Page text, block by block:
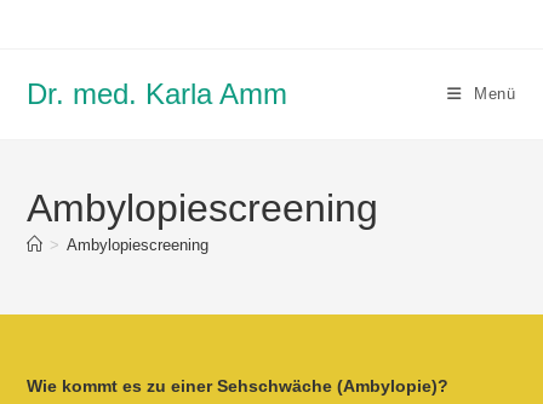
Dr. med. Karla Amm Menü
Ambylopiescreening
> Ambylopiescreening
Wie kommt es zu einer Sehschwäche (Ambylopie)?